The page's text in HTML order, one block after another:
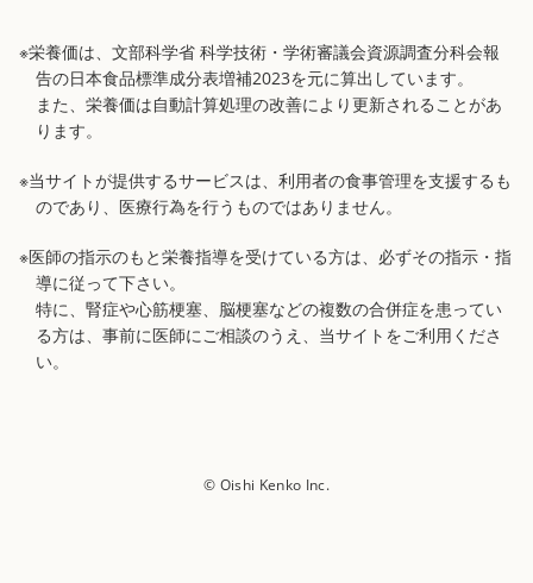
※栄養価は、文部科学省 科学技術・学術審議会資源調査分科会報
告の日本食品標準成分表増補2023を元に算出しています。
また、栄養価は自動計算処理の改善により更新されることがあ
ります。
※当サイトが提供するサービスは、利用者の食事管理を支援するも
のであり、医療行為を行うものではありません。
※医師の指示のもと栄養指導を受けている方は、必ずその指示・指
導に従って下さい。
特に、腎症や心筋梗塞、脳梗塞などの複数の合併症を患ってい
る方は、事前に医師にご相談のうえ、当サイトをご利用くださ
い。
© Oishi Kenko Inc.